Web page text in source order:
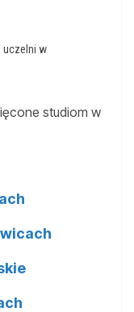
uczelni w
studiom w